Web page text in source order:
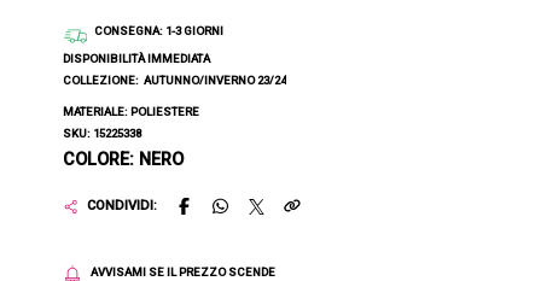
CONSEGNA: 1-3 GIORNI
DISPONIBILITÀ IMMEDIATA
COLLEZIONE: AUTUNNO/INVERNO 23/24
MATERIALE: POLIESTERE
SKU: 15225338
COLORE: NERO
CONDIVIDI:
AVVISAMI SE IL PREZZO SCENDE